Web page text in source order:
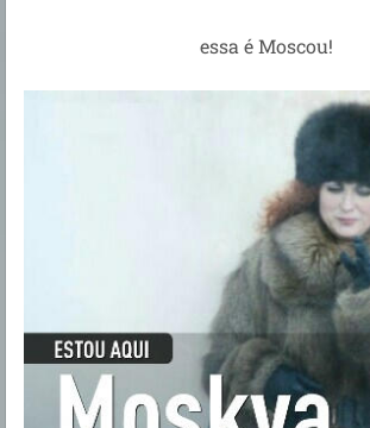
essa é Moscou!